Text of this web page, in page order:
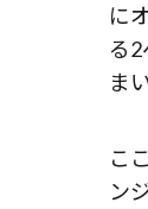
に
る
ま
こ
ン